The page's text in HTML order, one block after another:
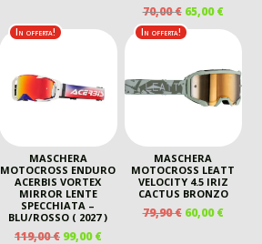
70,00€ IL
PREZZO
ORIGINALE
70,00 €.
65,00€IL
65,00
In offerta!
MASCHERA
MOTOCROSS ENDURO
ACERBIS VORTEX
MIRROR LENTE
SPECCHIATA –
BLU/ROSSO ( 2027 )
119,00€ IL
99,00€IL
In offerta!
MASCHERA
MOTOCROSS LEATT
VELOCITY 4.5 IRIZ
CACTUS BRONZO
79,90€ IL
60,00€IL